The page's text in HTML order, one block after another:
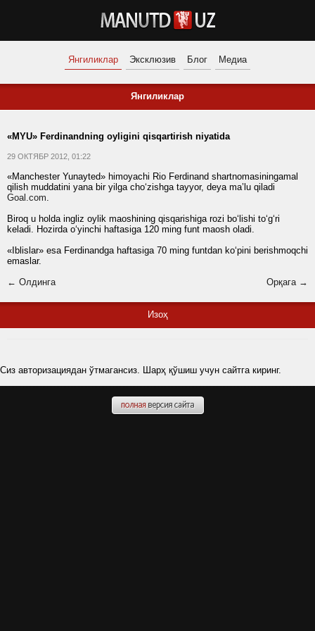
Янгиликлар Эксклюзив Блог Медиа
Янгиликлар
«MYU» Ferdinandning oyligini qisqartirish niyatida
29 ОКТЯБР 2012, 01:22
«Manchester Yunayted» himoyachi Rio Ferdinand shartnomasiningamal
qilish muddatini yana bir yilga cho‘zishga tayyor, deya ma’lu qiladi
Goal.com.
Biroq u holda ingliz oylik maoshining qisqarishiga rozi bo‘lishi to‘g‘ri
keladi. Hozirda o‘yinchi haftasiga 120 ming funt maosh oladi.
«Iblislar» esa Ferdinandga haftasiga 70 ming funtdan ko‘pini berishmoqchi
emaslar.
← Олдинга
Орқага →
Изоҳ
Сиз авторизациядан ўтмагансиз. Шарҳ қўшиш учун сайтга киринг.